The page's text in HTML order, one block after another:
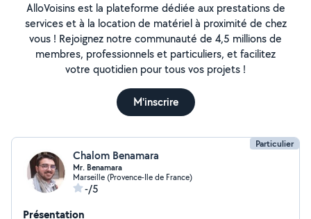
AlloVoisins est la plateforme dédiée aux prestations de
services et à la location de matériel à proximité de chez
vous ! Rejoignez notre communauté de 4,5 millions de
membres, professionnels et particuliers, et facilitez
votre quotidien pour tous vos projets !
M'inscrire
Particulier
Chalom Benamara
Mr. Benamara
Marseille (Provence-Ile de France)
-/5
Présentation